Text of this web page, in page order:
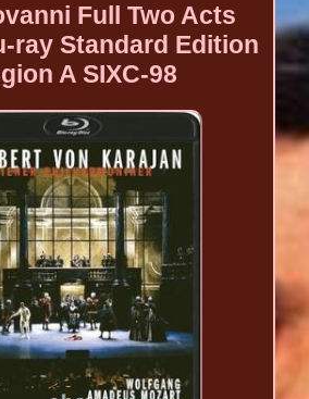
Full Two Acts
ray Standard Edition
A SIXC-98